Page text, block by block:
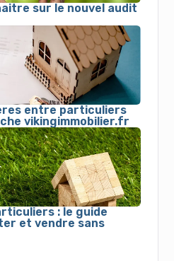
sur le nouvel audit
entre particuliers
vikingimmobilier.fr
: le guide
et vendre sans